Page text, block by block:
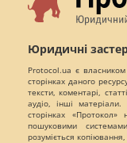
Юридичні
Protocol.ua є
сторінках даного
тексти, коментарі,
аудіо, інші
сторінках «Протокол»
пошуковими
розуміється